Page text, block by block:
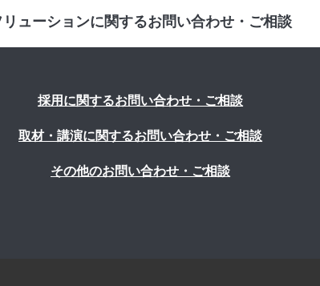
リューションに関するお問い合わせ・ご相談
採用に関するお問い合わせ・ご相談
取材・講演に関するお問い合わせ・ご相談
その他のお問い合わせ・ご相談